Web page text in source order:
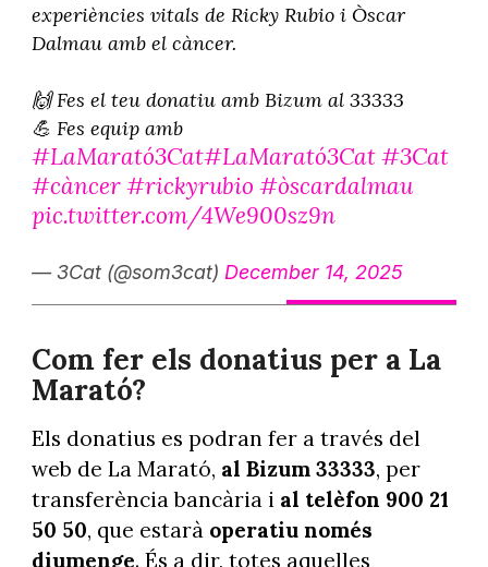
experiències vitals de Ricky Rubio i Òscar
Dalmau amb el càncer.
🙌 Fes el teu donatiu amb Bizum al 33333
💪 Fes equip amb
#LaMarató3Cat#LaMarató3Cat#3Cat
#càncer#rickyrubio #òscardalmau
pic.twitter.com/4We900sz9n
— 3Cat (@som3cat) December 14, 2025
Com fer els donatius per a La
Marató?
Els donatius es podran fer a través del
web de La Marató, al Bizum 33333, per
transferència bancària i al telèfon 900 21
50 50, que estarà operatiu només
diumenge. És a dir, totes aquelles